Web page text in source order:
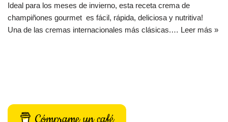
Ideal para los meses de invierno, esta receta crema de
champiñones gourmet es fácil, rápida, deliciosa y nutritiva!
Una de las cremas internacionales más clásicas.… Leer más »